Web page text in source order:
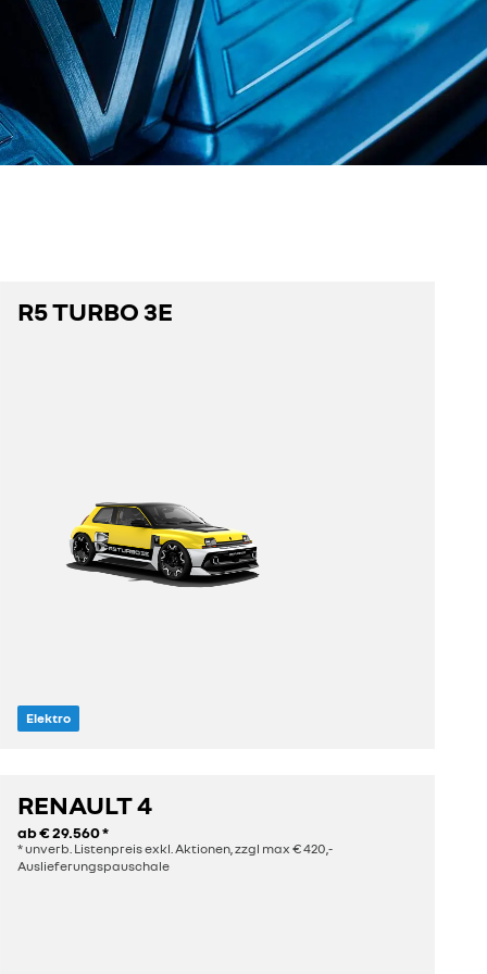
R5 TURBO 3E
Elektro
RENAULT 4
ab€ 29.560*
* unverb. Listenpreis exkl. Aktionen, zzgl max € 420,-
Auslieferungspauschale